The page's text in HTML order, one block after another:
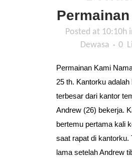
Posted at 10:10h
Dewasa
0
Permainan Kami
25 th. Kantorku adalah
terbesar dari kantor
Andrew (26) bekerja.
bertemu pertama kali
saat rapat di kantorku.
lama setelah Andrew